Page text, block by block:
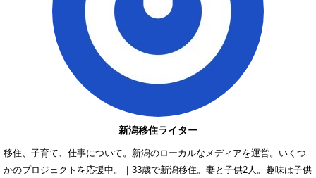
新潟移住ライター
移住、子育て、仕事について。新潟のローカルなメディアを運営。いくつ
かのプロジェクトを応援中。｜33歳で新潟移住。妻と子供2人。趣味は子供